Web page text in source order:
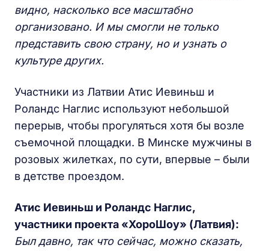
видно, насколько все масштабно
организовано. И мы смогли не только
представить свою страну, но и узнать о
культуре других.
Участники из Латвии Атис Иевиньш и
Роландс Наглис используют небольшой
перерыв, чтобы прогуляться хотя бы возле
съемочной площадки. В Минске мужчины в
розовых жилетках, по сути, впервые – были
в детстве проездом.
Атис Иевиньш и Роландс Наглис,
участники проекта «ХороШоу» (Латвия):
Был давно, так что сейчас, можно сказать,